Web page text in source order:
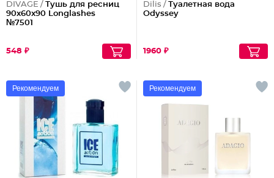
DIVAGE / Тушь для ресниц
90x60x90 Longlashes
№7501
548 ₽
Dilis / Туалетная вода
Odyssey
1960 ₽
Рекомендуем Рекомендуем